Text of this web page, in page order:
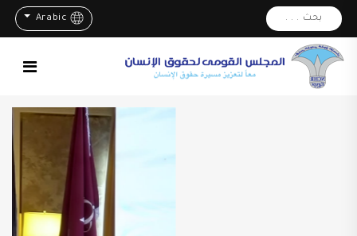
بحث . . . Arabic